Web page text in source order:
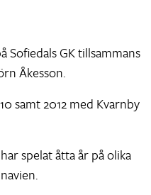
Sofiedals GK tillsammans
Åkesson.
samt 2012 med Kvarnby
spelat åtta år på olika